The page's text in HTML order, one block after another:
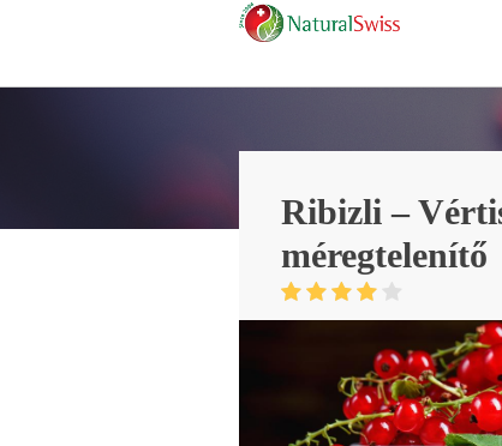
Ribizli –
méregtelenítő